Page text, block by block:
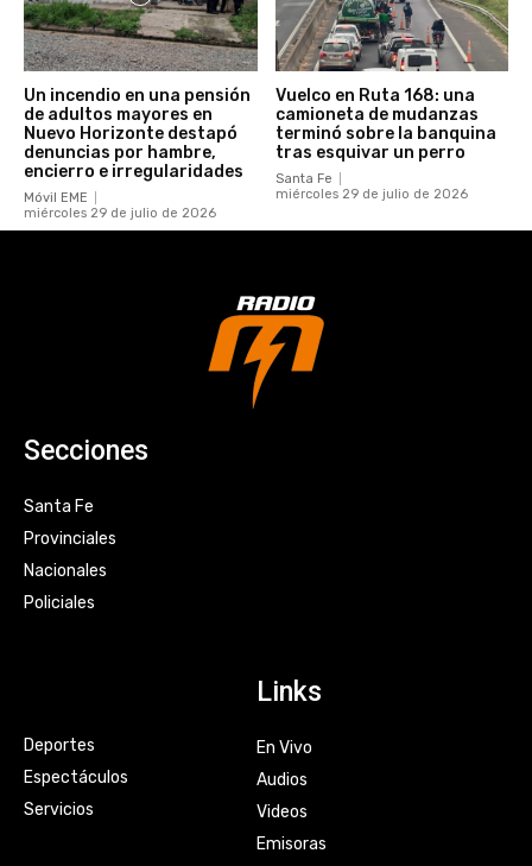
Un incendio en una pensión
de adultos mayores en
Nuevo Horizonte destapó
denuncias por hambre,
encierro e irregularidades
Móvil EME
miércoles 29 de julio de 2026
Vuelco en Ruta 168: una
camioneta de mudanzas
terminó sobre la banquina
tras esquivar un perro
Santa Fe
miércoles 29 de julio de 2026
Secciones
Santa Fe
Provinciales
Nacionales
Policiales
Deportes
Espectáculos
Servicios
Links
En Vivo
Audios
Videos
Emisoras